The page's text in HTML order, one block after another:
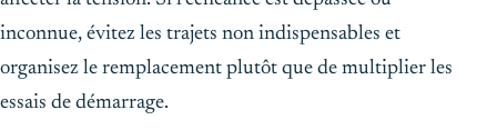
inconnue, évitez les trajets non indispensables et
organisez le remplacement plutôt que de multiplier les
essais de démarrage.